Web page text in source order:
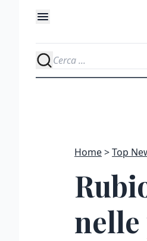
Home Top
nelle